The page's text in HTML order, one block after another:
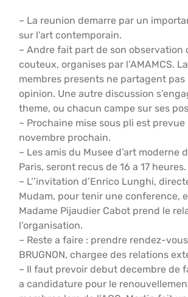
– La reunion demarre par un
sur l’art contemporain.
– Andre fait part de son observation
couteux, organises par l’AMAMCS.
membres presents ne partagent
opinion. Une autre discussion
theme, ou chacun campe sur ses
– Prochaine mise sous pli est prevue
novembre prochain.
– Les amis du Musee d’art moderne
Paris, seront recus de 16 a 17 heures.
– L’’invitation d’Enrico Lunghi,
Mudam, pour tenir une conference,
Madame Pijaudier Cabot prend le
l’organisation.
– Reste a faire : prendre rendez-
BRUGNON, chargee des relations
– Il faut prevoir debut decembre de
a candidature pour le